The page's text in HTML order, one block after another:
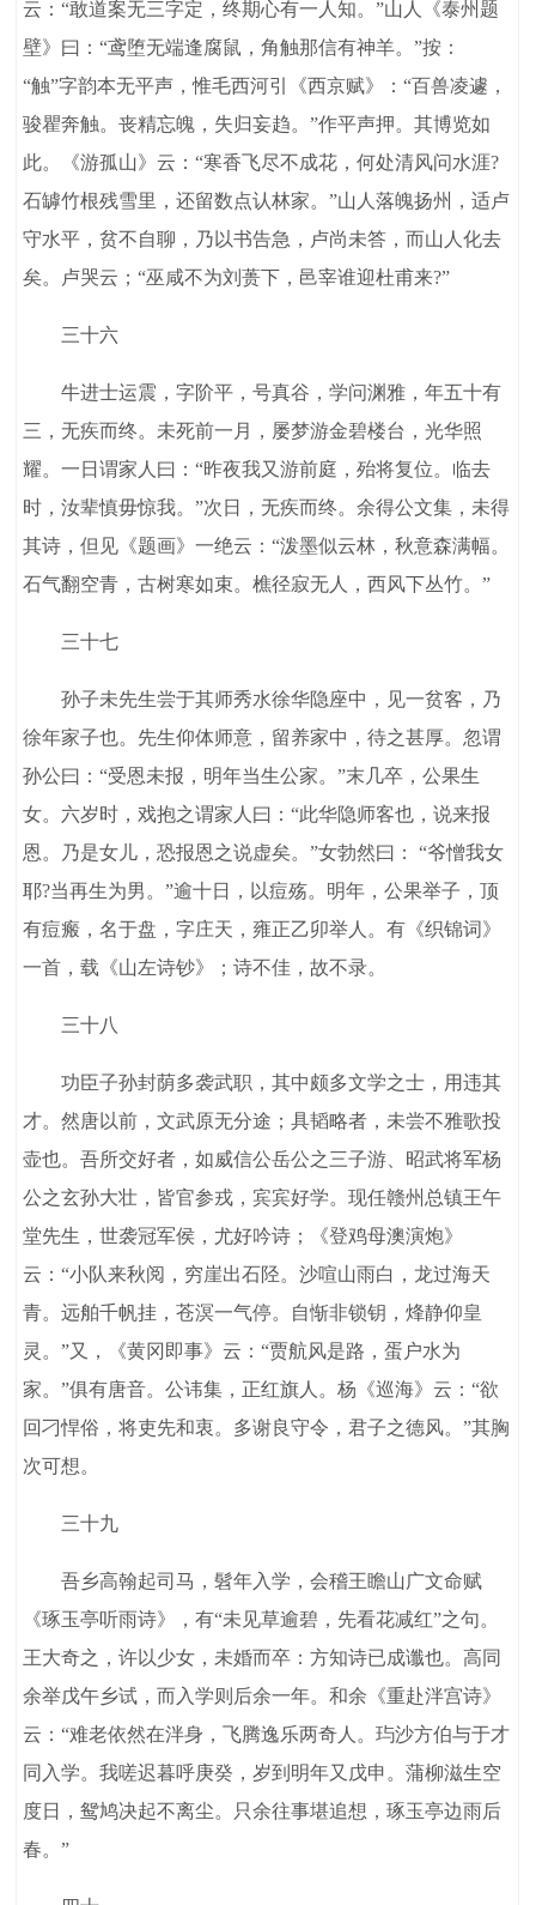
云：“敢道案无三字定，终期心有一人知。”山人《泰州题
壁》曰：“鸢堕无端逢腐鼠，角触那信有神羊。”按：
“触”字韵本无平声，惟毛西河引《西京赋》：“百兽凌遽，
骏瞿奔触。丧精忘魄，失归妄趋。”作平声押。其博览如
此。《游孤山》云：“寒香飞尽不成花，何处清风问水涯?
石罅竹根残雪里，还留数点认林家。”山人落魄扬州，适卢
守水平，贫不自聊，乃以书告急，卢尚未答，而山人化去
矣。卢哭云；“巫咸不为刘蒉下，邑宰谁迎杜甫来?”
三十六
牛进士运震，字阶平，号真谷，学问渊雅，年五十有
三，无疾而终。未死前一月，屡梦游金碧楼台，光华照
耀。一日谓家人曰：“昨夜我又游前庭，殆将复位。临去
时，汝辈慎毋惊我。”次日，无疾而终。余得公文集，未得
其诗，但见《题画》一绝云：“泼墨似云林，秋意森满幅。
石气翻空青，古树寒如束。樵径寂无人，西风下丛竹。”
三十七
孙子未先生尝于其师秀水徐华隐座中，见一贫客，乃
徐年家子也。先生仰体师意，留养家中，待之甚厚。忽谓
孙公曰：“受恩未报，明年当生公家。”末几卒，公果生
女。六岁时，戏抱之谓家人曰：“此华隐师客也，说来报
恩。乃是女儿，恐报恩之说虚矣。”女勃然曰： “爷憎我女
耶?当再生为男。”逾十日，以痘殇。明年，公果举子，顶
有痘瘢，名于盘，字庄天，雍正乙卯举人。有《织锦词》
一首，载《山左诗钞》；诗不佳，故不录。
三十八
功臣子孙封荫多袭武职，其中颇多文学之士，用违其
才。然唐以前，文武原无分途；具韬略者，未尝不雅歌投
壶也。吾所交好者，如威信公岳公之三子游、昭武将军杨
公之玄孙大壮，皆官参戎，宾宾好学。现任赣州总镇王午
堂先生，世袭冠军侯，尤好吟诗；《登鸡母澳演炮》
云：“小队来秋阅，穷崖出石陉。沙喧山雨白，龙过海天
青。远舶千帆挂，苍溟一气停。自惭非锁钥，烽静仰皇
灵。”又，《黄冈即事》云：“贾航风是路，蛋户水为
家。”俱有唐音。公讳集，正红旗人。杨《巡海》云：“欲
回刁悍俗，将吏先和衷。多谢良守令，君子之德风。”其胸
次可想。
三十九
吾乡高翰起司马，髫年入学，会稽王瞻山广文命赋
《琢玉亭听雨诗》，有“未见草逾碧，先看花减红”之句。
王大奇之，许以少女，未婚而卒：方知诗已成谶也。高同
余举戊午乡试，而入学则后余一年。和余《重赴泮宫诗》
云：“难老依然在泮身，飞腾逸乐两奇人。玙沙方伯与于才
同入学。我嗟迟暮呼庚癸，岁到明年又戊申。蒲柳滋生空
度日，鸳鸠决起不离尘。只余往事堪追想，琢玉亭边雨后
春。”